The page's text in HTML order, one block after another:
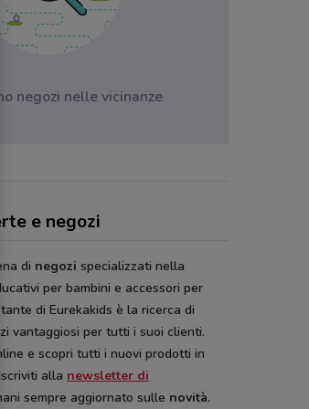
negozi nelle vicinanze
e negozi
di negozi specializzati nella
per bambini e accessori per
di Eurekakids è la ricerca di
vantaggiosi per tutti i suoi clienti.
e scopri tutti i nuovi prodotti in
alla newsletter di
sempre aggiornato sulle novità.